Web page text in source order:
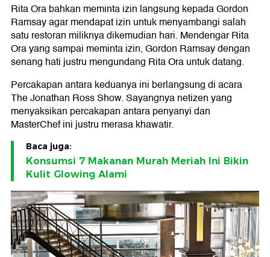
Rita Ora bahkan meminta izin langsung kepada Gordon
Ramsay agar mendapat izin untuk menyambangi salah
satu restoran miliknya dikemudian hari. Mendengar Rita
Ora yang sampai meminta izin, Gordon Ramsay dengan
senang hati justru mengundang Rita Ora untuk datang.
Percakapan antara keduanya ini berlangsung di acara
The Jonathan Ross Show. Sayangnya netizen yang
menyaksikan percakapan antara penyanyi dan
MasterChef ini justru merasa khawatir.
Baca juga:
Konsumsi 7 Makanan Murah Meriah Ini Bikin
Kulit Glowing Alami